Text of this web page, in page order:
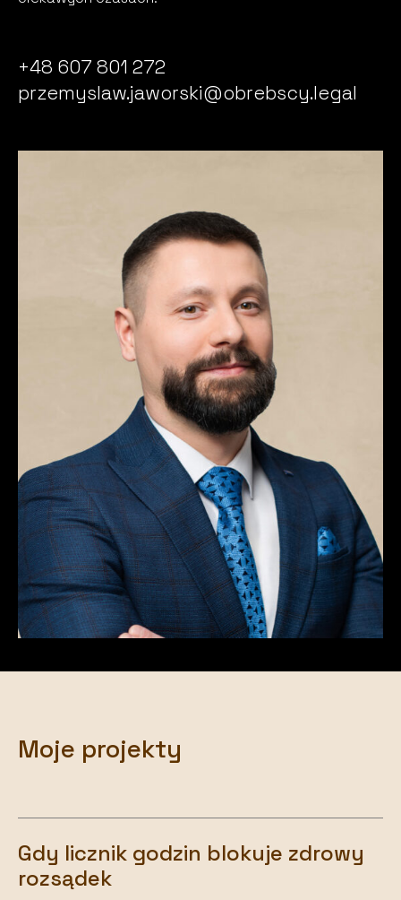
+48 607 801 272
przemyslaw.jaworski@obrebscy.legal
Moje projekty
Gdy licznik godzin blokuje zdrowy
rozsądek